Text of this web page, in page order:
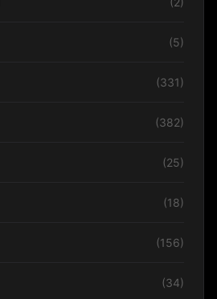
(5)
(331)
(382)
(25)
(18)
(156)
(34)